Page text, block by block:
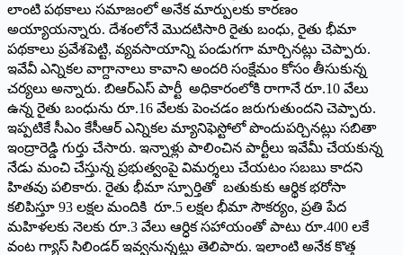
లాంటి పథకాలు సమాజంలో అనేక మార్పులకు కారణం
అయ్యాయన్నారు. దేశంలోనే మొదటిసారి రైతు బంధు, రైతు భీమా
పథకాలు ప్రవేశపెట్టి, వ్యవసాయాన్ని పండుగగా మార్చినట్లు చెప్పారు.
ఇవేవీ ఎన్నికల వాగ్దానాలు కావాని అందరి సంక్షేమం కోసం తీసుకున్న
చర్యలు అన్నారు. బిఆర్ఎస్ పార్టీ అధికారంలోకి రాగానే రూ.10 వేలు
ఉన్న రైతు బంధును రూ.16 వేలకు పెంచడం జరుగుతుందని చెప్పారు.
ఇప్పటికే సీఎం కేసీఆర్ ఎన్నికల మ్యానిఫెస్టోలో పొందుపర్చినట్లు సబితా
ఇంద్రారెడ్డి గుర్తు చేసారు. ఇన్నాళ్లు పాలించిన పార్టీలు ఇవేమీ చేయకున్న
నేడు మంచి చేస్తున్న ప్రభుత్వంపై విమర్శలు చేయటం సబబు కాదని
హితవు పలికారు. రైతు భీమా స్పూర్తితో బతుకుకు ఆర్థిక భరోసా
కలిపిస్తూ 93 లక్షల మందికి రూ.5 లక్షల భీమా సౌకర్యం, ప్రతి పేద
మహిళలకు నెలకు రూ.3 వేలు ఆర్ధిక సహాయంతో పాటు రూ.400 లకే
వంట గ్యాస్ సిలిండర్ ఇవ్వనున్నట్లు తెలిపారు. ఇలాంటి అనేక కొత్త